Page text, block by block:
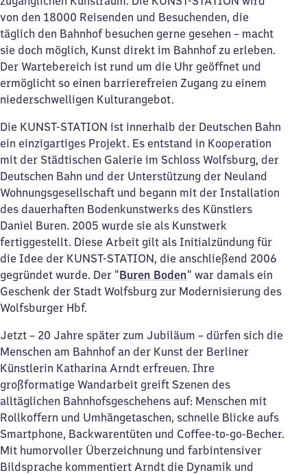
von den 18000 Reisenden und Besuchenden, die
täglich den Bahnhof besuchen gerne gesehen – macht
sie doch möglich, Kunst direkt im Bahnhof zu erleben.
Der Wartebereich ist rund um die Uhr geöffnet und
ermöglicht so einen barrierefreien Zugang zu einem
niederschwelligen Kulturangebot.
Die KUNST-STATION ist innerhalb der Deutschen Bahn
ein einzigartiges Projekt. Es entstand in Kooperation
mit der Städtischen Galerie im Schloss Wolfsburg, der
Deutschen Bahn und der Unterstützung der Neuland
Wohnungsgesellschaft und begann mit der Installation
des dauerhaften Bodenkunstwerks des Künstlers
Daniel Buren. 2005 wurde sie als Kunstwerk
fertiggestellt. Diese Arbeit gilt als Initialzündung für
die Idee der KUNST-STATION, die anschließend 2006
gegründet wurde. Der "Buren Boden" war damals ein
Geschenk der Stadt Wolfsburg zur Modernisierung des
Wolfsburger Hbf.
Jetzt – 20 Jahre später zum Jubiläum – dürfen sich die
Menschen am Bahnhof an der Kunst der Berliner
Künstlerin Katharina Arndt erfreuen. Ihre
großformatige Wandarbeit greift Szenen des
alltäglichen Bahnhofsgeschehens auf: Menschen mit
Rollkoffern und Umhängetaschen, schnelle Blicke aufs
Smartphone, Backwarentüten und Coffee-to-go-Becher.
Mit humorvoller Überzeichnung und farbintensiver
Bildsprache kommentiert Arndt die Dynamik und